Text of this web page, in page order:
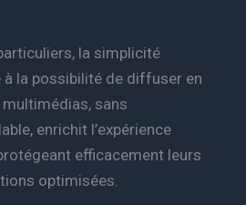
la simplicité
à la possibilité de diffuser en
sans
enrichit l’expérience
efficacement leurs
optimisées.